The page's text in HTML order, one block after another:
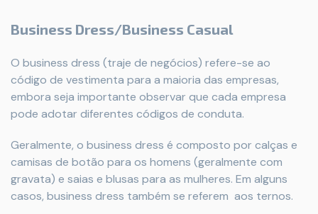
Business Dress/Business Casual
O business dress (traje de negócios) refere-se ao
código de vestimenta para a maioria das empresas,
embora seja importante observar que cada empresa
pode adotar diferentes códigos de conduta.
Geralmente, o business dress é composto por calças e
camisas de botão para os homens (geralmente com
gravata) e saias e blusas para as mulheres. Em alguns
casos, business dress também se referem aos ternos.